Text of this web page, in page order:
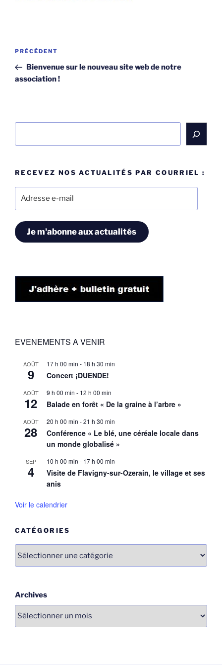
Navigation
l’article
Article
précédent
PRÉCÉDENT
Bienvenue sur le nouveau site web de notre
association !
RECEVEZ NOS ACTUALITÉS PAR COURRIEL :
Je m'abonne aux actualités
EVENEMENTS A VENIR
AOÛT
9
17 h 00 min - 18 h 30 min
Concert ¡DUENDE!
AOÛT
12
9 h 00 min - 12 h 00 min
Balade en forêt « De la graine à l’arbre »
AOÛT
28
20 h 00 min -21 h 30 min
Conférence « Le blé, une céréale locale dans
un monde globalisé »
SEP
4
10 h 00 min - 17 h 00 min
Visite de Flavigny-sur-Ozerain, le village et ses
anis
Voir le calendrier
CATÉGORIES
Archives